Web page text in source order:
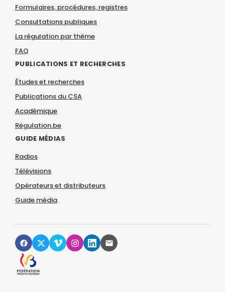
Formulaires, procédures, registres
Consultations publiques
La régulation par thème
FAQ
PUBLICATIONS ET RECHERCHES
Études et recherches
Publications du CSA
Académique
Régulation.be
GUIDE MÉDIAS
Radios
Télévisions
Opérateurs et distributeurs
Guide média